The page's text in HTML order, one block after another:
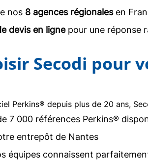
nos 8 agences régionalesen
devis en lignepour une réponse
Secodi pour
Perkins® depuis plus de 20 ans,
7 000 références Perkins®
entrepôt de Nantes
équipes connaissent